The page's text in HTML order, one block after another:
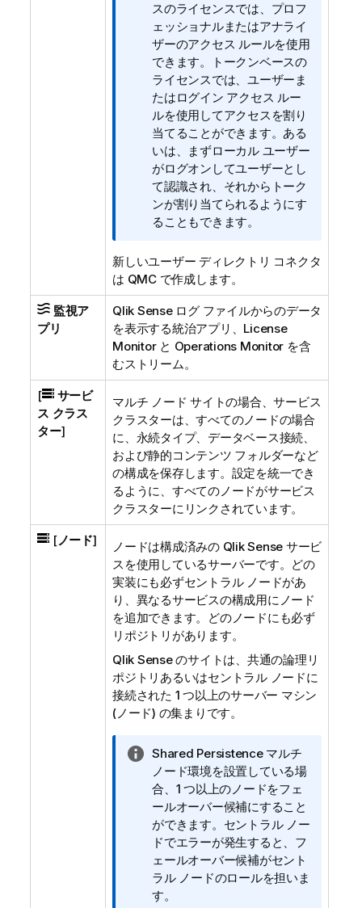
スのライセンスでは、プロフ
ェッショナルまたはアナライ
ザーのアクセス ルールを使用
できます。トークンベースの
ライセンスでは、ユーザーま
たはログイン アクセス ルー
ルを使用してアクセスを割り
当てることができます。ある
いは、まずローカル ユーザー
がログオンしてユーザーとし
て認識され、それからトーク
ンが割り当てられるようにす
ることもできます。
新しいユーザー ディレクトリ コネクタ
は QMCで作成します。
監視ア
プリ
Qlik Senseログ ファイルからのデータ
を表示する統治アプリ、License
Monitor と Operations Monitor を含
むストリーム。
[
サービ
ス クラス
ター]
マルチ ノード サイトの場合、サービス
クラスターは、すべてのノードの場合
に、永続タイプ、データベース接続、
および静的コンテンツ フォルダーなど
の構成を保存します。設定を統一でき
るように、すべてのノードがサービス
クラスターにリンクされています。
[ノード] ノードは構成済みの Qlik Sense サービ
スを使用しているサーバーです。どの
実装にも必ずセントラル ノードがあ
り、異なるサービスの構成用にノード
を追加できます。どのノードにも必ず
リポジトリがあります。
Qlik Senseのサイトは、共通の論理リ
ポジトリあるいはセントラル ノードに
接続された 1 つ以上のサーバー マシン
(ノード) の集まりです。
情
報
メ
モ
Shared Persistence マルチ
ノード環境を設置している場
合、1 つ以上のノードをフェ
ールオーバー候補にすること
ができます。セントラル ノー
ドでエラーが発生すると、フ
ェールオーバー候補がセント
ラル ノードのロールを担いま
す。